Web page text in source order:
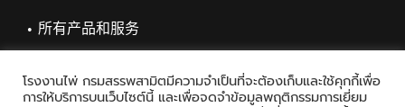
所有产品和服务
โรงงานไพ่ กรมสรรพสามิตมีความจำเป็นที่จะต้องเก็บและใช้คุกกี้เพื่อ
การให้บริการบนเว็บไซต์นี้ และเพื่อจดจำข้อมูลพฤติกรรมการเยี่ยม